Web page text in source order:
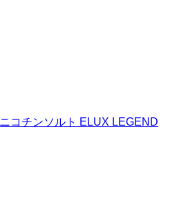
コチンソルト ELUX LEGEND